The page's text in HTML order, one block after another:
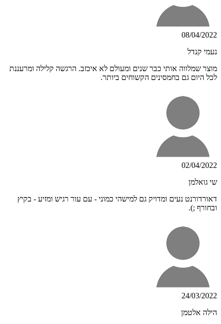
08/04/2022
נעמי קנדל
מוצר שמלווה אותי כבר שנים ומעולם לא איכזב. הרגשה קלילה ומרעננת
לכל היום גם בחמסינים הקשוחים ביותר.
02/04/2022
שי גואלמן
דאורדורנט נעים ומדויק גם למישהי כמוני - עם עור רגיש ומזיע - בקיץ
ובחורף ;).
24/03/2022
הילה אלטמן